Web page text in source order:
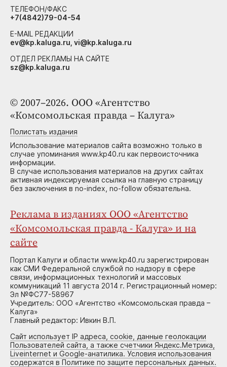
© 2007–2026. ООО «Агентство
«Комсомольская правда – Калуга»
Полистать издания
Использование материалов сайта возможно только в
случае упоминания www.kp40.ru как первоисточника
информации.
В случае использования материалов на других сайтах
активная индексируемая ссылка на главную страницу
без заключения в no-index, no-follow обязательна.
Реклама в изданиях ООО «Агентство
«Комсомольская правда - Калуга» и на
сайте
Портал Калуги и области www.kp40.ru зарегистрирован
как СМИ Федеральной службой по надзору в сфере
связи, информационных технологий и массовых
коммуникаций 11 августа 2014 г. Регистрационный номер:
Эл №ФС77-58967
Учредитель: ООО «Агентство «Комсомольская правда –
Калуга»
Главный редактор: Ивкин В.П.
Сайт использует IP адреса, cookie, данные геолокации
Пользователей сайта, а также счетчики Яндекс.Метрика,
Liveinternet и Google-анатилика. Условия использования
содержатся в Политике по защите персональных данных.
ТЕЛЕФОН/ФАКС
+7(4842)79-04-54
E-MAIL РЕДАКЦИИ
ev@kp.kaluga.ru, vi@kp.kaluga.ru
ОТДЕЛ РЕКЛАМЫ НА САЙТЕ
sz@kp.kaluga.ru